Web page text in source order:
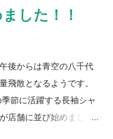
した！！
後からは青空の八千代
飛散となるようです。
節に活躍する長袖シャ
店舗に並び始めまし